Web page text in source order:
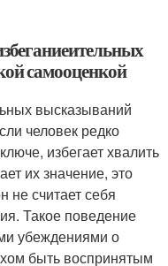
самооценкой
высказываний
человек редко
избегает хвалить
их значение, это
не считает себя
Такое поведение
убеждениями о
быть воспринятым